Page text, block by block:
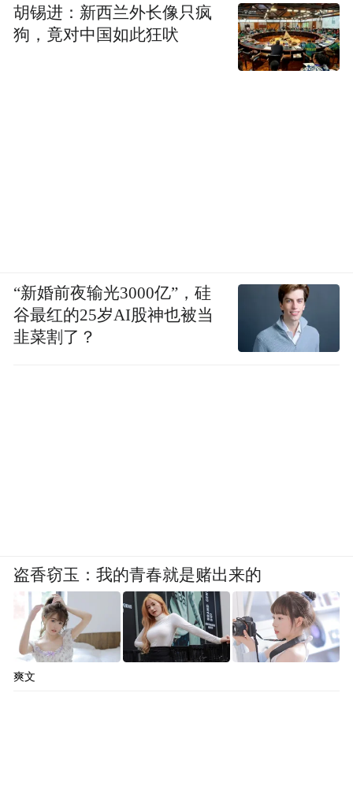
胡锡进：新西兰外长像只疯
狗，竟对中国如此狂吠
“新婚前夜输光3000亿”，硅
谷最红的25岁AI股神也被当
韭菜割了？
盗香窃玉：我的青春就是赌出来的
爽文